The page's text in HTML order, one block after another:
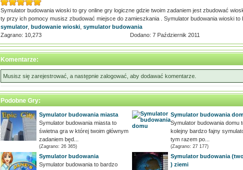
Symulator budowania wioski to gry online gry logiczne gdzie twoim zadaniem jest zbudować
ty przy ich pomocy musisz zbudować miejsce do zamieszkania . Symulator budowania wioski to
symulator, budowanie wioski symulator budowania
Zagrano: 10,273
Dodano: 7 Październik 2011
Komentarze:
Musisz się zarejestrować, a następnie zalogować, aby dodawać komentarze.
Podobne Gry:
Symulator budowania miasta
Symulator budowania miasta to
świetna gra w której twoim głównym
zadaniem będ...
(Zagrano: 26 365)
Symulator budowania
Symulator budowania domu
kolejny bardzo fajny
tym razem po...
(Zagrano: 27 177)
Symulator budowania
Symulator budowania to bardzo
Symulator budowania
) ziemi